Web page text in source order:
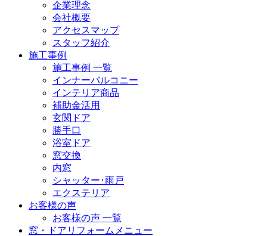
企業理念
会社概要
アクセスマップ
スタッフ紹介
施工事例
施工事例 一覧
インナーバルコニー
インテリア商品
補助金活用
玄関ドア
勝手口
浴室ドア
窓交換
内窓
シャッター･雨戸
エクステリア
お客様の声
お客様の声 一覧
窓・ドアリフォームメニュー